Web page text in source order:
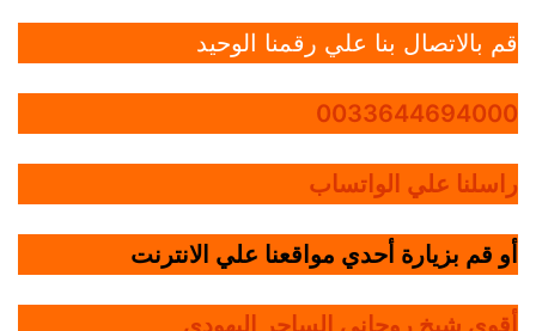
قم بالاتصال بنا علي رقمنا الوحيد
0033644694000
راسلنا علي الواتساب
أو قم بزيارة أحدي مواقعنا علي الانترنت
أقوي شيخ روحاني الساحر اليهودي